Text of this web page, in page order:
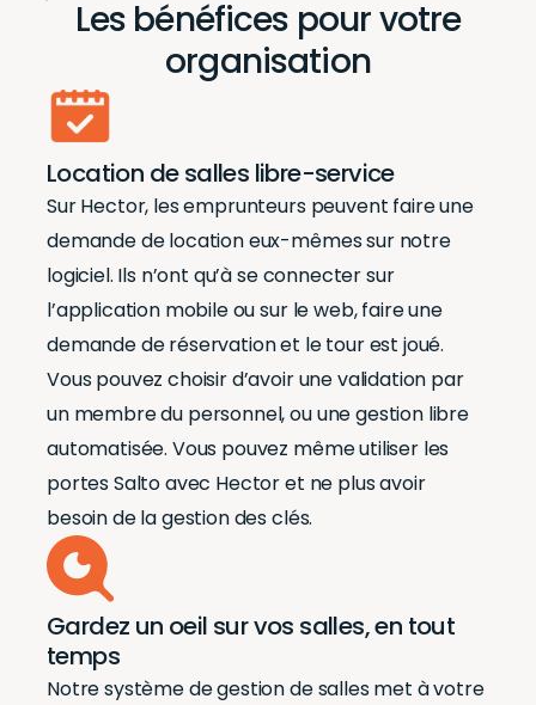
Les bénéfices pour votre
organisation
Location de salles libre-service
Sur Hector, les emprunteurs peuvent faire une
demande de location eux-mêmes sur notre
logiciel. Ils n’ont qu’à se connecter sur
l’application mobile ou sur le web, faire une
demande de réservation et le tour est joué.
Vous pouvez choisir d’avoir une validation par
un membre du personnel, ou une gestion libre
automatisée. Vous pouvez même utiliser les
portes Salto avec Hector et ne plus avoir
besoin de la gestion des clés.
Gardez un oeil sur vos salles, en tout
temps
Notre système de gestion de salles met à votre